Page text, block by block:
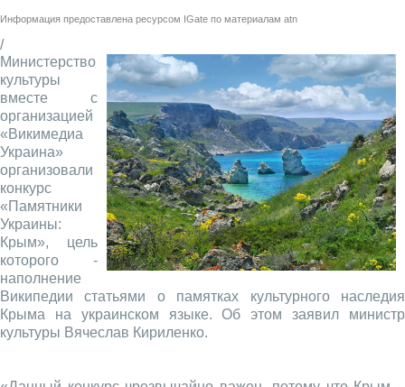
Информация предоставлена ресурсом IGate по материалам atn
/
Министерство
культуры
вместе с
организацией
«Викимедиа
Украина»
организовали
конкурс
«Памятники
Украины:
Крым», цель
которого -
наполнение
Википедии статьями о памятках культурного наследия
Крыма на украинском языке. Об этом заявил министр
культуры Вячеслав Кириленко.